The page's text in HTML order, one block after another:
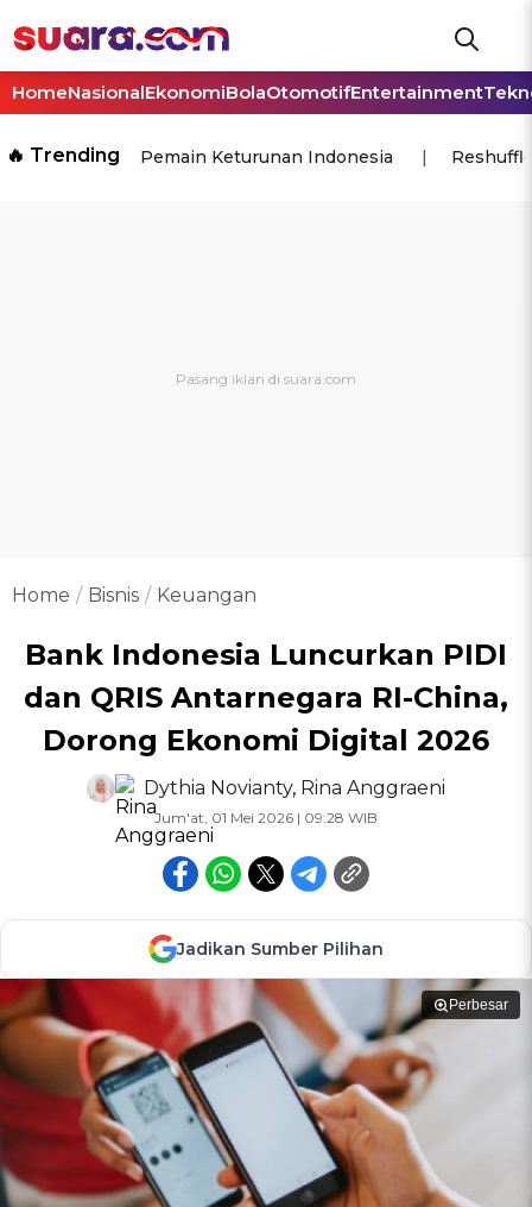
HomeNasionalEkonomiBolaOtomotifEntertainment
🔥 Trending Pemain Keturunan Indonesia
Home Bisnis Keuangan
Bank Indonesia Luncurkan PIDI
dan QRIS Antarnegara RI-China,
Dorong Ekonomi Digital 2026
Dythia Novianty, Rina Anggraeni
Jum'at, 01 Mei 2026 | 09:28 WIB
Jadikan Sumber Pilihan
Perbesar